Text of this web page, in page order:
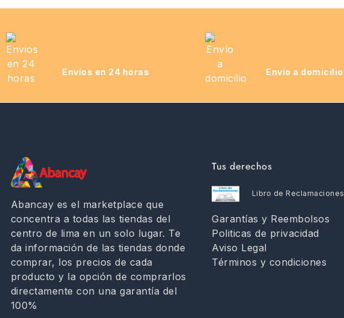
Envíos en 24 horas Envío a domicilio
Abancay es el marketplace que
concentra a todas las tiendas del
centro de lima en un solo lugar. Te
da información de las tiendas donde
comprar, los precios de cada
producto y la opción de comprarlos
directamente con una garantía del
100%
Tus derechos
Libro de Reclamaciones
Garantías y Reembolsos
Politicas de privacidad
Aviso Legal
Términos y condiciones